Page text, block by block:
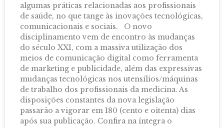
algumas práticas relacionadas aos profissionais
de saúde, no que tange às inovações tecnológicas,
comunicacionais e sociais. O novo
disciplinamento vem de encontro às mudanças
do século XXI, com a massiva utilização dos
meios de comunicação digital como ferramenta
de marketing e publicidade, além das expressivas
mudanças tecnológicas nos utensílios/máquinas
de trabalho dos profissionais da medicina. As
disposições constantes da nova legislação
passarão a vigorar em 180 (cento e oitenta) dias
após sua publicação. Confira na íntegra o